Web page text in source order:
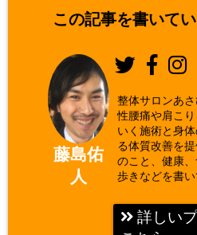
この記事を書いて
藤島佑
人
整体サロンあ
性腰痛や肩こ
いく施術と身
る体質改善を
のこと、健康
歩きなどを書い
詳しい